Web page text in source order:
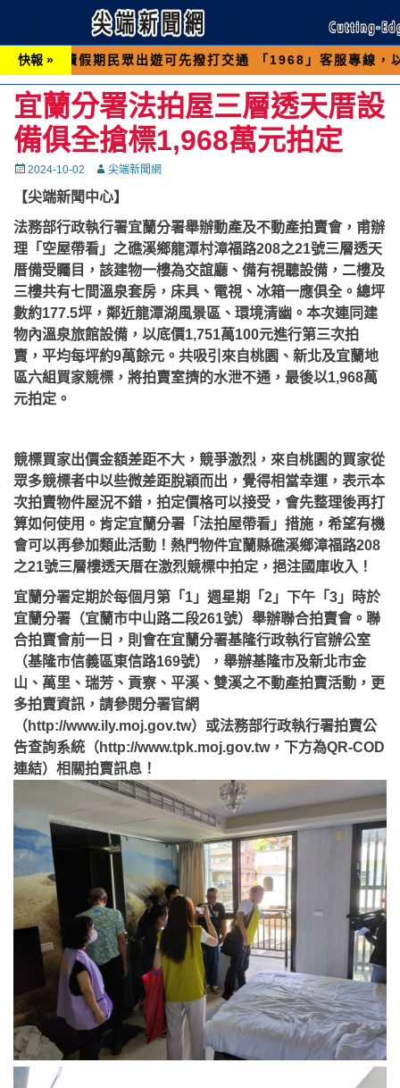
快報 »
民眾出遊可先撥打交通 「1968」客服專線，以避免遇
宜蘭分署法拍屋三層透天厝設
備俱全搶標1,968萬元拍定
Posted
2024-10-02 Autor尖端新聞網
【尖端新聞中心】
法務部行政執行署宜蘭分署舉辦動產及不動產拍賣會，甫辦
理「空屋帶看」之礁溪鄉龍潭村漳福路208之21號三層透天
厝備受矚目，該建物一樓為交誼廳、備有視聽設備，二樓及
三樓共有七間溫泉套房，床具、電視、冰箱一應俱全。總坪
數約177.5坪，鄰近龍潭湖風景區、環境清幽。本次連同建
物內溫泉旅館設備，以底價1,751萬100元進行第三次拍
賣，平均每坪約9萬餘元。共吸引來自桃園、新北及宜蘭地
區六組買家競標，將拍賣室擠的水泄不通，最後以1,968萬
元拍定。
競標買家出價金額差距不大，競爭激烈，來自桃園的買家從
眾多競標者中以些微差距脫穎而出，覺得相當幸運，表示本
次拍賣物件屋況不錯，拍定價格可以接受，會先整理後再打
算如何使用。肯定宜蘭分署「法拍屋帶看」措施，希望有機
會可以再參加類此活動！熱門物件宜蘭縣礁溪鄉漳福路208
之21號三層樓透天厝在激烈競標中拍定，挹注國庫收入！
宜蘭分署定期於每個月第「1」週星期「2」下午「3」時於
宜蘭分署（宜蘭市中山路二段261號）舉辦聯合拍賣會。聯
合拍賣會前一日，則會在宜蘭分署基隆行政執行官辦公室
（基隆市信義區東信路169號），舉辦基隆市及新北市金
山、萬里、瑞芳、貢寮、平溪、雙溪之不動產拍賣活動，更
多拍賣資訊，請參閱分署官網
（http://www.ily.moj.gov.tw）或法務部行政執行署拍賣公
告查詢系統（http://www.tpk.moj.gov.tw，下方為QR-COD
連結）相關拍賣訊息！